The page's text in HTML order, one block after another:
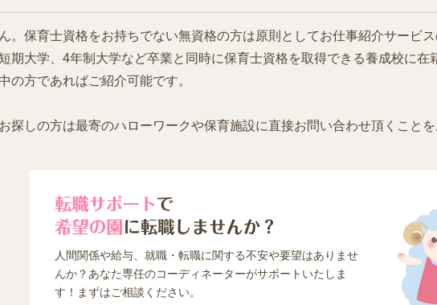
。保育士資格をお持ちでない無資格の方は原則としてお仕事紹介サービ
期大学、4年制大学など卒業と同時に保育士資格を取得できる養成校に
の方であればご紹介可能です。
探しの方は最寄のハローワークや保育施設に直接お問い合わせ頂くことを
人間関係や給与、就職・転職に関する不安や要望はありませ
んか？あなた専任のコーディネーターがサポートいたしま
す！まずはご相談ください。